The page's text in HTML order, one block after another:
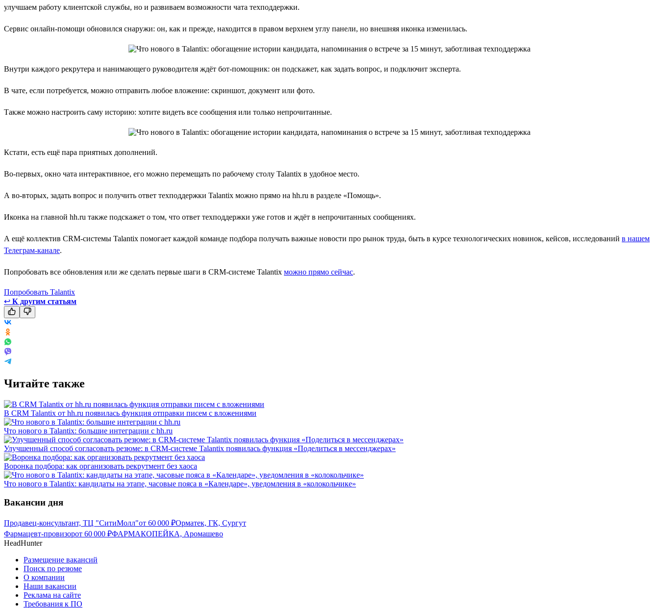
улучшаем работу клиентской службы, но и развиваем возможности чата техподдержки.
Сервис онлайн-помощи обновился снаружи: он, как и прежде, находится в правом верхнем углу панели, но внешняя иконка изменилась.
Внутри каждого рекрутера и нанимающего руководителя ждёт бот-помощник: он подскажет, как задать вопрос, и подключит эксперта.
В чате, если потребуется, можно отправить любое вложение: скриншот, документ или фото.
Также можно настроить саму историю: хотите видеть все сообщения или только непрочитанные.
Кстати, есть ещё пара приятных дополнений.
Во-первых, окно чата интерактивное, его можно перемещать по рабочему столу Talantix в удобное место.
А во-вторых, задать вопрос и получить ответ техподдержки Talantix можно прямо на hh.ru в разделе «Помощь».
Иконка на главной hh.ru также подскажет о том, что ответ техподдержки уже готов и ждёт в непрочитанных сообщениях.
А ещё коллектив CRM-системы Talantix помогает каждой команде подбора получать важные новости про рынок труда, быть в курсе технологических новинок, кейсов, исследований в нашем
Телеграм-канале.
Попробовать все обновления или же сделать первые шаги в CRM-системе Talantix можно прямо сейчас.
Попробовать Talantix
↩ К другим статьям
Читайте также
В CRM Talantix от hh.ru появилась функция отправки писем с вложениями
Что нового в Talantix: большие интеграции с hh.ru
Улучшенный способ согласовать резюме: в CRM-системе Talantix появилась функция «Поделиться в мессенджерах»
Воронка подбора: как организовать рекрутмент без хаоса
Что нового в Talantix: кандидаты на этапе, часовые пояса в «Календаре», уведомления в «колокольчике»
Вакансии дня
Продавец-консультант, ТЦ "СитиМолл"от 60 000 ₽Орматек, ГК, Сургут
Фармацевт-провизорот 60 000 ₽ФАРМАКОПЕЙКА, Аромашево
HeadHunter
Размещение вакансий
Поиск по резюме
О компании
Наши вакансии
Реклама на сайте
Требования к ПО